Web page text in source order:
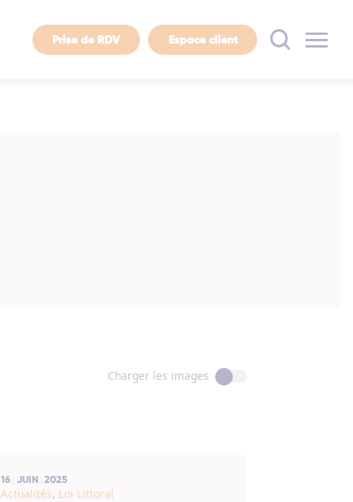
Prise de RDV Espace client
Charger les images
16 JUIN 2025
Actualités, Loi Littoral